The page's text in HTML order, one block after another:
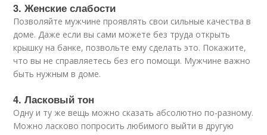
3. Женские слабости
Позволяйте мужчине проявлять свои сильные качества в
доме. Даже если вы сами можете без труда открыть
крышку на банке, позвольте ему сделать это. Покажите,
что вы не справляетесь без его помощи. Мужчине важно
быть нужным в доме.
4. Ласковый тон
Одну и ту же вещь можно сказать абсолютно по-разному.
Можно ласково попросить любимого выйти в другую